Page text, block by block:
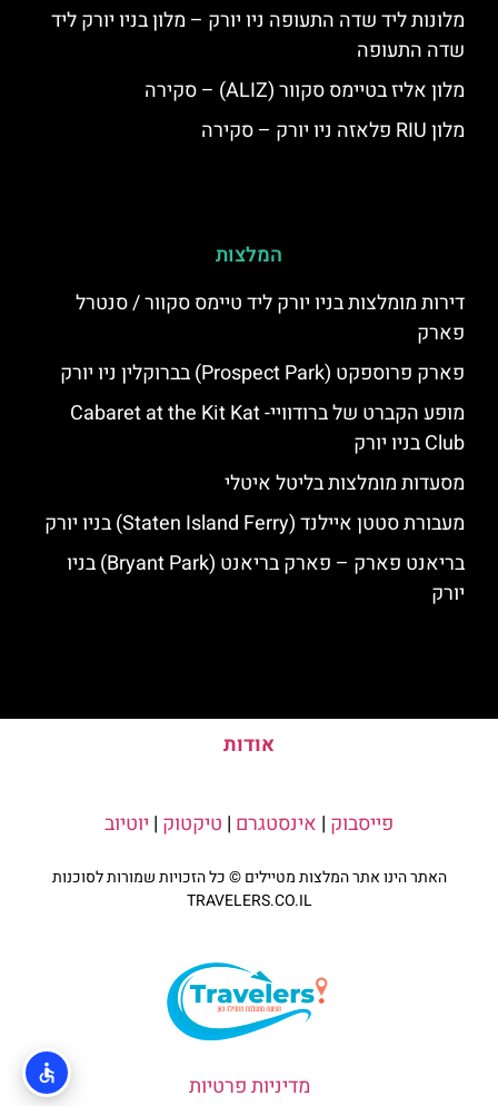
מלונות ליד שדה התעופה ניו יורק – מלון בניו יורק ליד
שדה התעופה
מלון אליז בטיימס סקוור (ALIZ) – סקירה
מלון RIU פלאזה ניו יורק – סקירה
המלצות
דירות מומלצות בניו יורק ליד טיימס סקוור / סנטרל
פארק
פארק פרוספקט (Prospect Park) בברוקלין ניו יורק
מופע הקברט של ברודוויי- Cabaret at the Kit Kat
Club בניו יורק
מסעדות מומלצות בליטל איטלי
מעבורת סטטן איילנד (Staten Island Ferry) בניו יורק
בריאנט פארק – פארק בריאנט (Bryant Park) בניו
יורק
אודות
פייסבוק | אינסטגרם | טיקטוק | יוטיוב
האתר הינו אתר המלצות מטיילים © כל הזכויות שמורות לסוכנות
TRAVELERS.CO.IL
מדיניות פרטיות